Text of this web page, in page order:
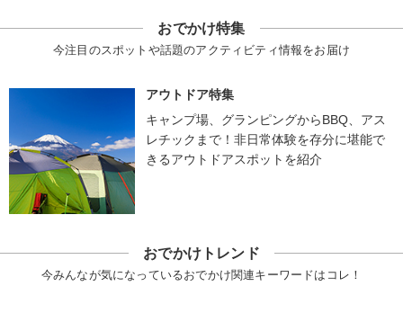
おでかけ特集
今注目のスポットや話題のアクティビティ情報をお届け
アウトドア特集
キャンプ場、グランピングからBBQ、アス
レチックまで！非日常体験を存分に堪能で
きるアウトドアスポットを紹介
おでかけトレンド
今みんなが気になっているおでかけ関連キーワードはコレ！